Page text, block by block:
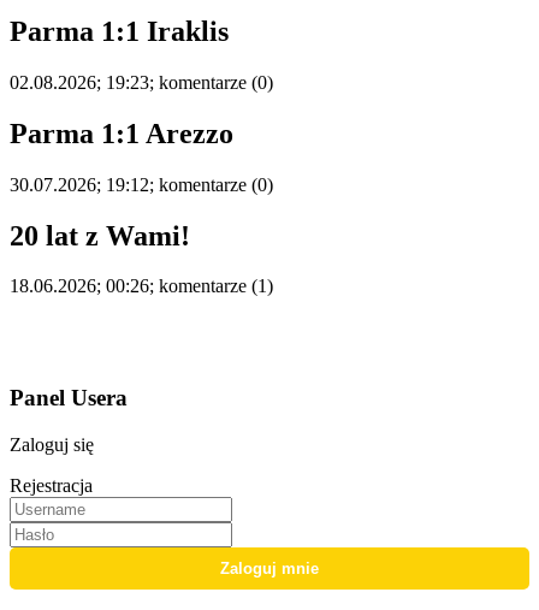
Parma 1:1 Iraklis
02.08.2026; 19:23; komentarze (0)
Parma 1:1 Arezzo
30.07.2026; 19:12; komentarze (0)
20 lat z Wami!
18.06.2026; 00:26; komentarze (1)
Panel Usera
Zaloguj się
Rejestracja